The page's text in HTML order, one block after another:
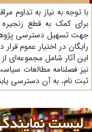
کمک به قطع زنجیره
تسهیل دسترسی
در اختیار عموم قرار داد.
آثار شامل مجموعه‌ای از
فصلنامه مطالعات
نام، به آن دسترسی یابند.